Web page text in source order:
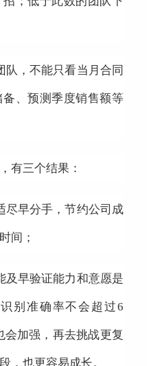
队，不能只看当月合同
、预测季度销售额等
有三个结果：
尽早分手，节约公司成
间；
及早验证能力和意愿是
别准确率不会超过6
会加强，再去挑战更复
，也更容易成长。